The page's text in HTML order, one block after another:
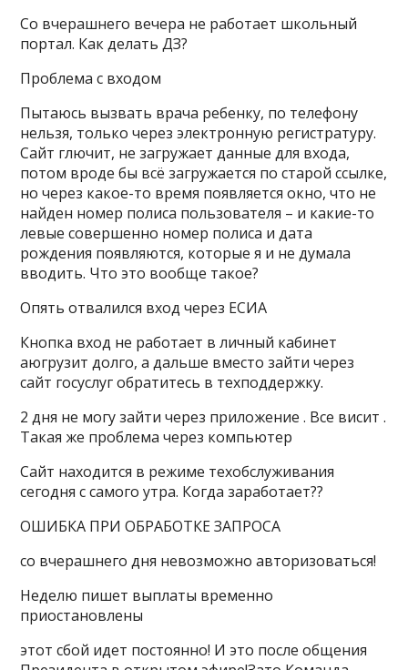
Со вчерашнего вечера не работает школьный
портал. Как делать ДЗ?
Проблема с входом
Пытаюсь вызвать врача ребенку, по телефону
нельзя, только через электронную регистратуру.
Сайт глючит, не загружает данные для входа,
потом вроде бы всё загружается по старой ссылке,
но через какое-то время появляется окно, что не
найден номер полиса пользователя – и какие-то
левые совершенно номер полиса и дата
рождения появляются, которые я и не думала
вводить. Что это вообще такое?
Опять отвалился вход через ЕСИА
Кнопка вход не работает в личный кабинет
аюгрузит долго, а дальше вместо зайти через
сайт госуслуг обратитесь в техподдержку.
2 дня не могу зайти через приложение . Все висит .
Такая же проблема через компьютер
Сайт находится в режиме техобслуживания
сегодня с самого утра. Когда заработает??
ОШИБКА ПРИ ОБРАБОТКЕ ЗАПРОСА
со вчерашнего дня невозможно авторизоваться!
Неделю пишет выплаты временно
приостановлены
этот сбой идет постоянно! И это после общения